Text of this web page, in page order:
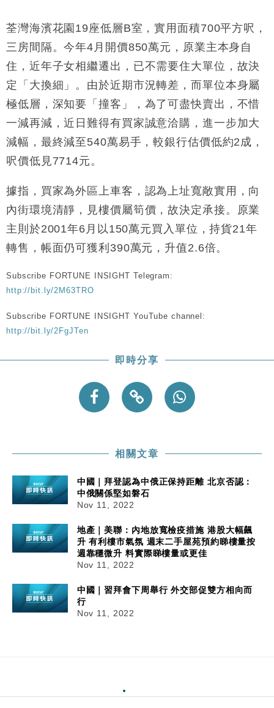
16:55
科技｜iPhone 18 Pro成本或升4成 蘋果或犧牲毛利穩
14:49
財經｜大摩削老鋪黃金目標價至505元 惟維持「增
持」評級
13:49
本地｜華嫂冰室太子店涉提供失實資料 遭禁申請輸入
勞工一年
12:11
中國｜強颱風「白海豚」殘渦北上 上海取消逾900班
18:31
財經｜華僑銀行上半年淨利創新高 中期息增15%至
47仙
17:33
財經｜滙豐上調香港今年GDP預測至4.5% 看好貿易
及消費表現
損失近6900萬元
16:05
財經｜日經失守6.5萬點後回穩 全周仍升近2%
荃灣海濱花園19座低層B室，實用面積700平方呎，
三房間隔。今年4月開價850萬元，原業主本身自
住，近年子女相繼遷出，已不需要住大單位，故決
定「大換細」。由於近期市況轉差，而單位本身屬
極低層，深知要「撞客」，為了可盡快賣出，不惜
一減再減，近日難得有買家誠意洽購，進一步加大
減幅，最終減至540萬易手，較銀行估價低約2成，
呎價低見7714元。
據指，買家為外區上車客，認為上址寬敞實用，向
內街環境清靜，見樓價屬筍價，故決定承接。原業
主則於2001年6月以150萬元買入單位，持貨21年
轉售，帳面仍可獲利390萬元，升值2.6倍。
Subscribe FORTUNE INSIGHT Telegram:
http://bit.ly/2M63TRO
Subscribe FORTUNE INSIGHT YouTube channel:
http://bit.ly/2FgJTen
即時分享
相關文章
中國｜拜登認為中俄正保持距離 北京否認：
中俄關係堅如磐石
Nov 11, 2022
地產｜美聯：內地放寬檢疫措施 港股大幅飆
升 有利樓市氣氛 週末二手屋苑預約睇樓量按
週靠穩微升 料實際睇樓量或更佳
Nov 11, 2022
中國｜習拜會下周舉行 外交部促雙方相向而
行
Nov 11, 2022